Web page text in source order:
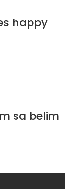
happy
sa belim